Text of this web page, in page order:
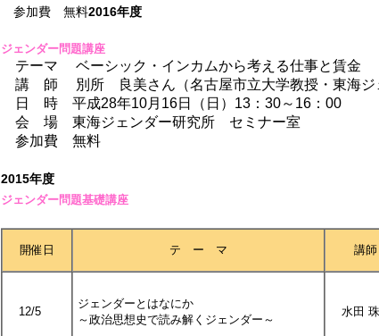
参加費 無料2016年度
ジェンダー問題講座
テーマ ベーシック・インカムから考える仕事と賃金
講 師 別所 良美さん（名古屋市立大学教授・東海ジェ
日 時 平成28年10月16日（日）13：30～16：00
会 場 東海ジェンダー研究所 セミナー室
参加費 無料
2015年度
ジェンダー問題基礎講座
開催日 テ ー マ 講師
12/5
ジェンダーとはなにか
～政治思想史で読み解くジェンダー～
水田